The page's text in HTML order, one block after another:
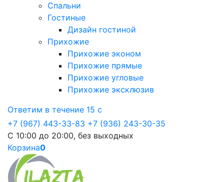
Спальни
Гостиные
Дизайн гостиной
Прихожие
Прихожие эконом
Прихожие прямые
Прихожие угловые
Прихожие эксклюзив
Ответим в течение 15 с
+7 (967) 443-33-83 +7 (936) 243-30-35
С 10:00 до 20:00, без выходных
Корзина0